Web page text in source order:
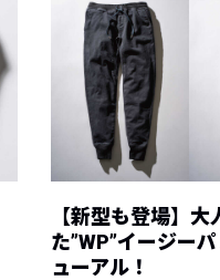
【新型も登場】大
た”WP”イージー
ューアル！